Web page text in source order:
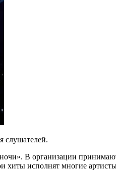
слушателей.
В организации
исполнят многие